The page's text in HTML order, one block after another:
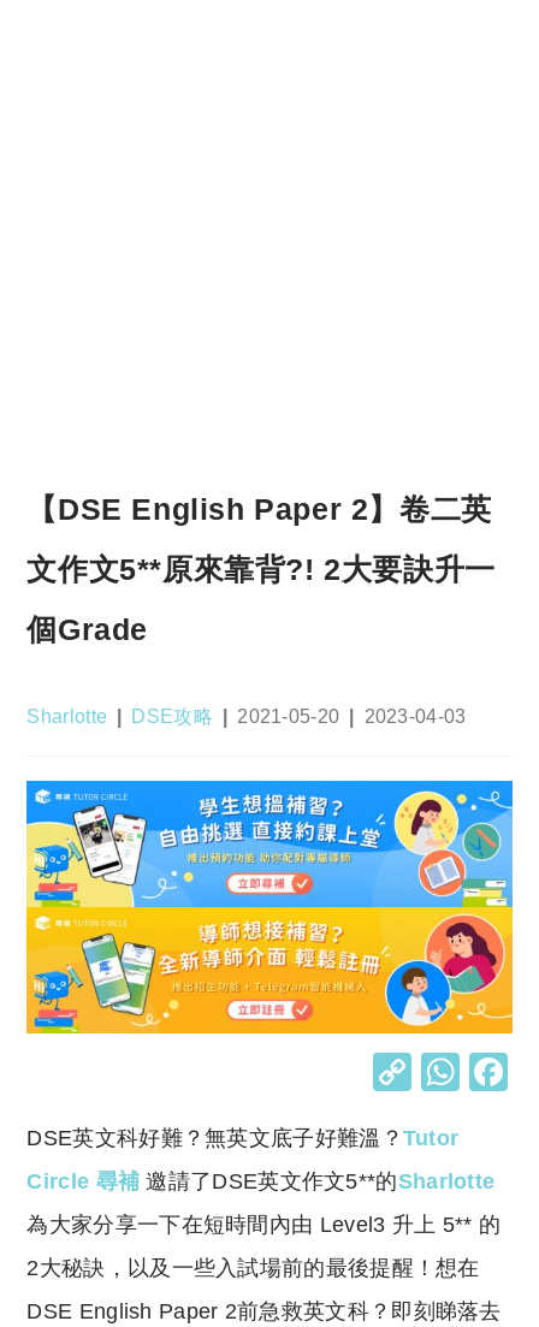
【DSE English Paper 2】卷二英
文作文5**原來靠背?! 2大要訣升一
個Grade
Post
Sharlotte
Post
DSE攻略
Post
2021-05-20
Post
2023-04-03
C
p
y
Li
n
k
W
s
A
p
p
DSE英文科好難？無英文底子好難溫？ Tutor
Circle 尋補 邀請了DSE英文作文5**的Sharlotte
為大家分享一下在短時間內由 Level3 升上 5** 的
2大秘訣，以及一些入試場前的最後提醒！想在
DSE English Paper 2前急救英文科？即刻睇落去